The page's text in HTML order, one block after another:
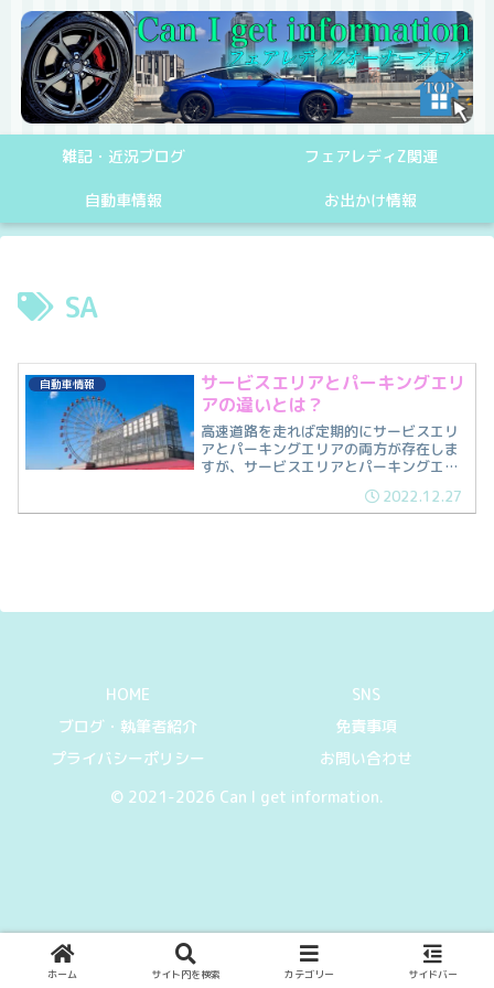
雑記・近況ブログ フェアレディZ関連
自動車情報 お出かけ情報
SA
自動車情報
サービスエリアとパーキングエリ
アの違いとは？
高速道路を走れば定期的にサービスエリ
アとパーキングエリアの両方が存在しま
すが、サービスエリアとパーキングエリ
いるかと思います。なので今回は、サー
ビスエリアとパーキングエリアの違いに
2022.12.27
HOME
SNS
ブログ・執筆者紹介
免責事項
プライバシーポリシー
お問い合わせ
© 2021-2026 Can I get information.
ホーム サイト内を検索 カテゴリー サイドバー